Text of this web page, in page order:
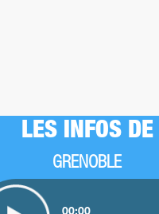
LES INFOS DE
GRENOBLE